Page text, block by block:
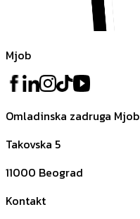
Mjob
Omladinska zadruga Mjob
Takovska 5
11000 Beograd
Kontakt